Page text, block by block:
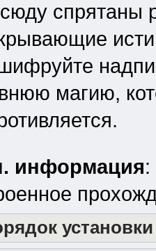
спрятаны
магию,
информация:
установки